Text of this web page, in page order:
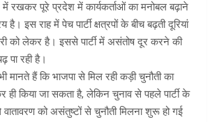
में रखकर पूरे प्रदेश में कार्यकर्ताओं का मनोबल बढ़ाने
इस राह में पेच पार्टी क्षत्रपों के बीच बढ़ती दूरियां
को लेकर है। इससे पार्टी में असंतोष दूर करने की
पा रही है।
मानते हैं कि भाजपा से मिल रही कड़ी चुनौती का
ही किया जा सकता है, लेकिन चुनाव से पहले पार्टी के
वातावरण को असंतुष्टों से चुनौती मिलना शुरू हो गई